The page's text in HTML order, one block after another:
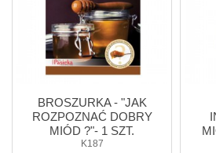
BROSZURKA - "JAK
ROZPOZNAĆ DOBRY
MIÓD ?"- 1 SZT.
K187